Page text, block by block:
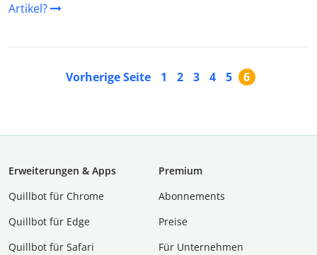
Artikel?
Vorherige Seite 1 2 3 4 5 6
Erweiterungen & Apps
Quillbot für Chrome
Quillbot für Edge
Quillbot für Safari
Premium
Abon­ne­ments
Preise
Für Unternehmen